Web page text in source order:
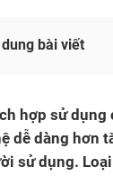
bài viết
hợp sử dụng
dễ dàng hơn
sử dụng.